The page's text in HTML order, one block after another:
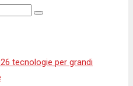
tecnologie per grandi